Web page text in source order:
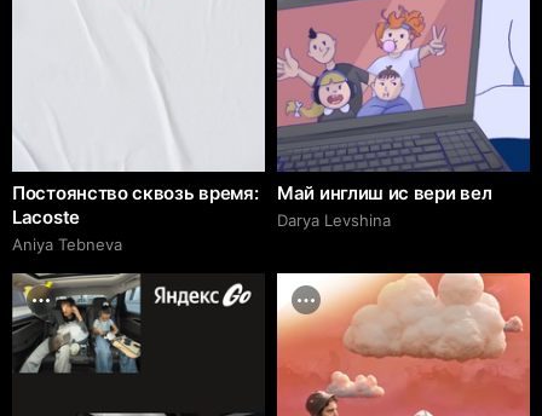
Постоянство сквозь время:
Lacoste
Aniya Tebneva
Май инглиш ис вери вел
Darya Levshina